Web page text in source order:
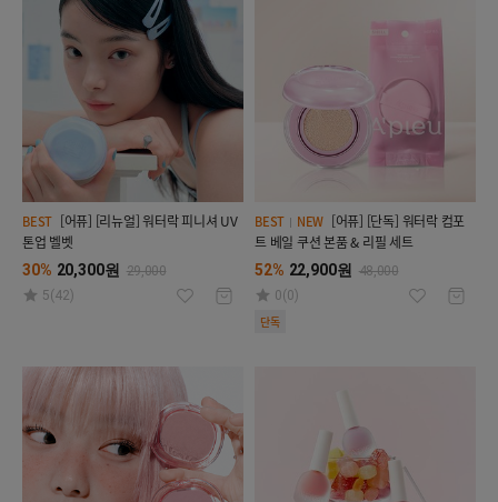
BEST
톤업 벨벳
30% 20,300원
29,000
5(42)
BEST NEW
트 베일 쿠션 본품 & 리필 세트
52% 22,900원
48,000
0(0)
단독